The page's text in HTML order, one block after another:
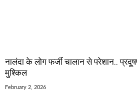
नालंदा के लोग फर्जी चालान से परेशान..
मुश्किल
February 2, 2026